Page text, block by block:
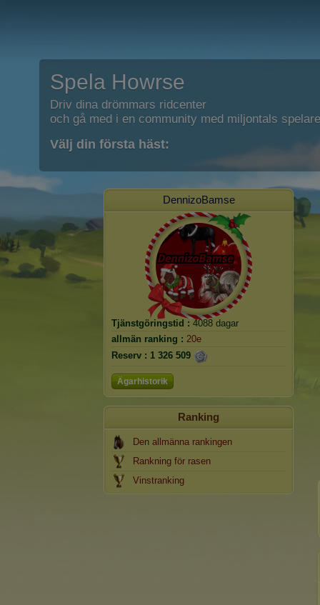
Spela Howrse
Driv dina drömmars ridcenter
och gå med i en community med miljontals
Välj din första häst:
DennizoBamse
Tjänstgöringstid : 4088 dagar
allmän ranking : 20e
Reserv : 1 326 509
Ägarhistorik
Ranking
Den allmänna rankingen
Rankning för rasen
Vinstranking